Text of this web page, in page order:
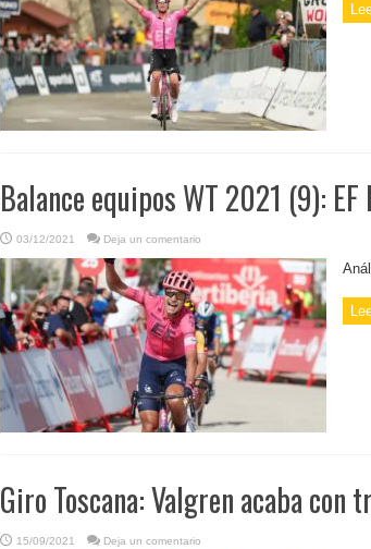
Balance equipos WT 2021 (9): EF
03/12/2021 Deja un comentario
Giro Toscana: Valgren acaba con
15/09/2021 Deja un comentario